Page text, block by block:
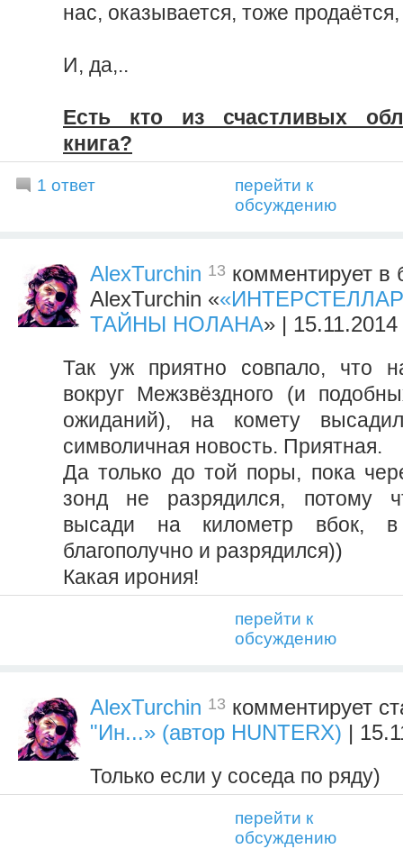
нас, оказывается, тоже
И, да,..
Есть кто из счастливых
книга?
1 ответ
перейти к
обсуждению
AlexTurchin 13 комментирует в
AlexTurchin «
ТАЙНЫ НОЛАНА» |
Так уж приятно совпало, что
вокруг Межзвёздного (и
ожиданий), на комету
символичная новость. Приятная.
Да только до той поры, пока
зонд не разрядился, потому
высади на километр вбок,
благополучно и разрядился))
Какая ирония!
перейти к
обсуждению
AlexTurchin 13 комментирует
"Ин...» (автор HUNTERX) |
Только если у соседа по ряду)
перейти к
обсуждению